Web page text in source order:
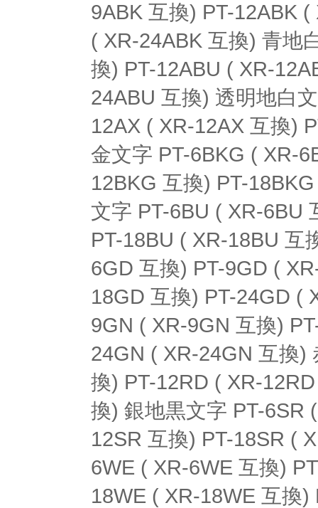
9ABK 互換) PT-12ABK
( XR-24ABK 互換) 青地
換) PT-12ABU ( XR-
24ABU 互換) 透明地白
12AX ( XR-12AX 互換)
金文字 PT-6BKG ( XR-
12BKG 互換) PT-
文字 PT-6BU ( XR-6BU
PT-18BU ( XR-18BU 互
6GD 互換) PT-9GD (
18GD 互換) PT-24GD (
9GN ( XR-9GN 互換)
24GN ( XR-24GN 互換)
換) PT-12RD ( XR-
換) 銀地黒文字 PT-6SR
12SR 互換) PT-18SR (
6WE ( XR-6WE 互換)
18WE ( XR-18WE 互換